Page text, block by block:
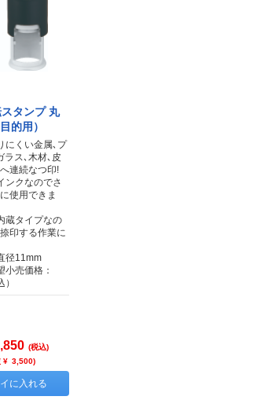
タンプ 丸
的用）
にくい金属､プ
ラス､木材､皮
連続なつ印!
ンクなのでさ
使用できま
蔵タイプなの
印する作業に
径11mm
小売価格：
(税込)
¥ 3,500)
イに入れる